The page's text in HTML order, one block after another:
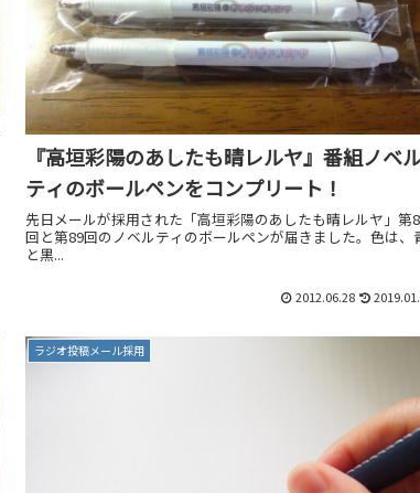
『高垣彩陽のあしたも晴レルヤ』番組ノベ
ティのボールペンをコンプリート！
先日メールが採用された「高垣彩陽のあしたも晴レルヤ」第
回と第89回のノベルティのボールペンが届きました。色は、
と黒...
2012.06.28
ラジオ投稿メール採用